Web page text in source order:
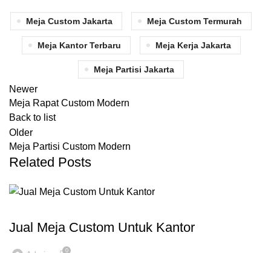
Meja Custom Jakarta Meja Custom Termurah
Meja Kantor Terbaru Meja Kerja Jakarta
Meja Partisi Jakarta
Newer
Meja Rapat Custom Modern
Back to list
Older
Meja Partisi Custom Modern
Related Posts
Jual Meja Custom Untuk Kantor
0